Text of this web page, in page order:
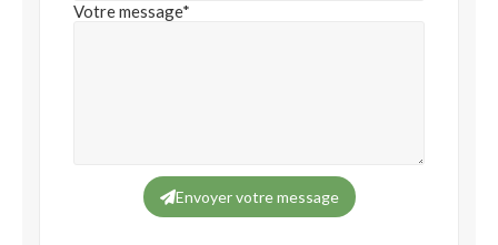
Votre message*
Envoyer votre message